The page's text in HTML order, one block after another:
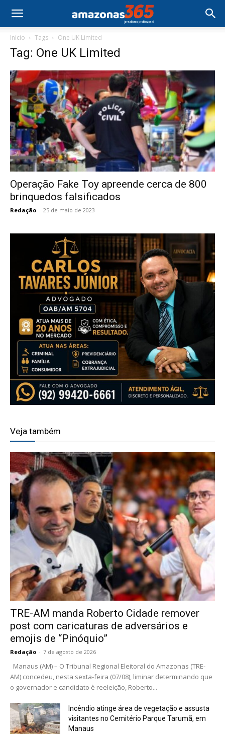
Início Tags One UK Limited
Tag: One UK Limited
Operação Fake Toy apreende cerca de 800
brinquedos falsificados
Redação - 25 de maio de 2023
Veja também
TRE-AM manda Roberto Cidade remover
post com caricaturas de adversários e
emojis de “Pinóquio”
Redação - 7 de agosto de 2026
Manaus (AM) – O Tribunal Regional Eleitoral do Amazonas (TRE-
AM) concedeu, nesta sexta-feira (07/08), liminar determinando que
o governador e candidato è reeleição, Roberto...
Incêndio atinge área de vegetação e assusta
visitantes no Cemitério Parque Tarumã, em
Manaus